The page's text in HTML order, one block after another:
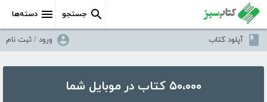
دسته‌ها جستجو
آپلود کتاب ورود / ثبت نام
۵۰،۰۰۰ کتاب در موبایل شما